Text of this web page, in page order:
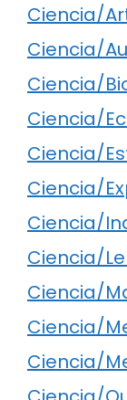
Ciencia/
Ciencia/
Ciencia/
Ciencia/
Ciencia/
Ciencia/
Ciencia/
Ciencia/
Ciencia/
Ciencia/
Ciencia/